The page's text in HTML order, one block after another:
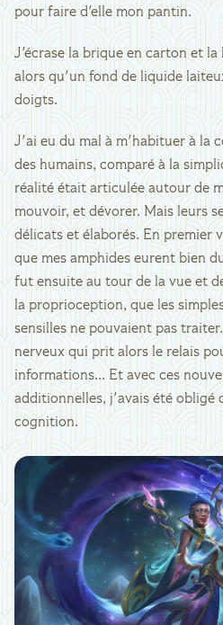
pour faire d'elle mon pantin.
J'écrase la brique en carton et
alors qu'un fond de liquide
doigts.
J'ai eu du mal à m'habituer à la
des humains, comparé à la
réalité était articulée autour de
mouvoir, et dévorer. Mais leurs
délicats et élaborés. En premier
que mes amphides eurent bien
fut ensuite au tour de la vue et
la proprioception, que les
sensilles ne pouvaient pas
nerveux qui prit alors le relais
informations... Et avec ces
additionnelles, j'avais été obligé
cognition.